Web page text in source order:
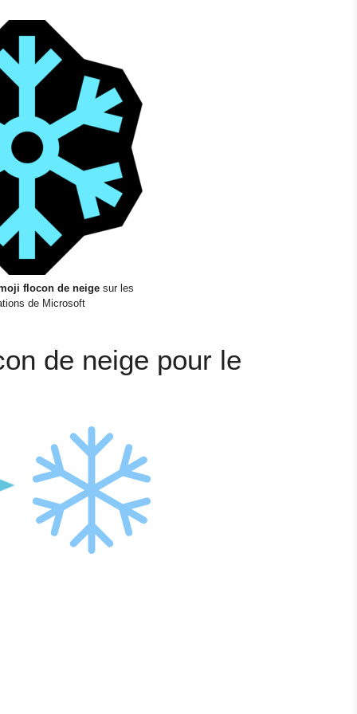
flocon de neige sur les
de Microsoft
de neige pour le